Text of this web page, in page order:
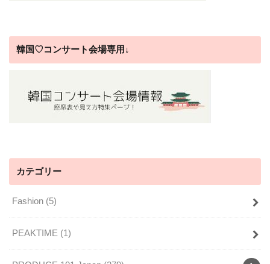
韓国♡コンサート会場専用↓
カテゴリー
Fashion (5)
PEAKTIME (1)